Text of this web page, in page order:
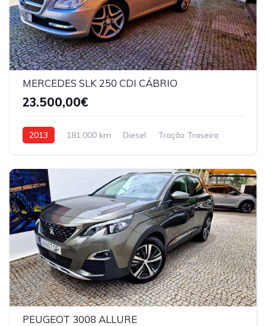
MERCEDES SLK 250 CDI CÁBRIO
23.500,00€
2013 181.000 km Diesel Tração Traseira
PEUGEOT 3008 ALLURE